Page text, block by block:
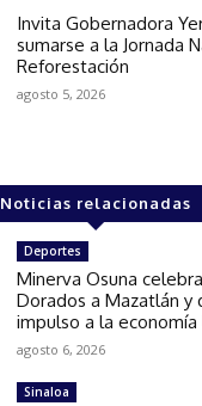
Invita Gobernadora
sumarse a la Jornada
Reforestación
agosto 5, 2026
Noticias relacionadas
Deportes
Minerva Osuna
Dorados a Mazatlán y
impulso a la
agosto 6, 2026
Sinaloa